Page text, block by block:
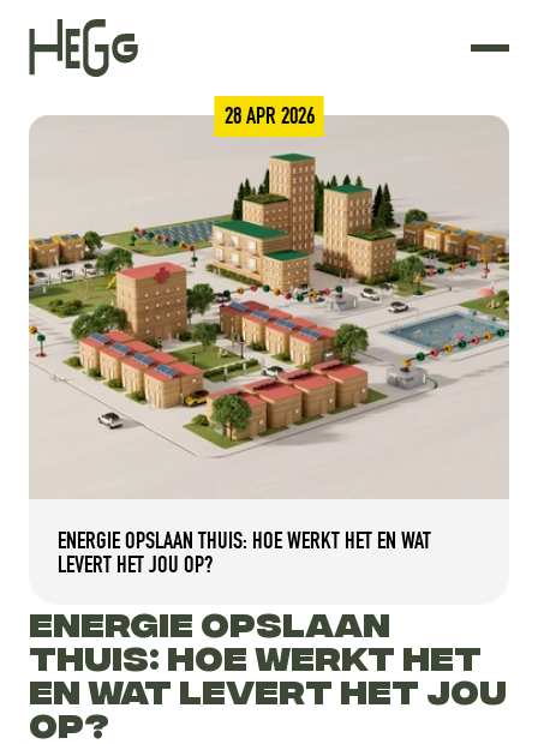
ENERGIE OPSLAAN THUIS: HOE WERKT HET EN WAT
LEVERT HET JOU OP?
28 APR 2026
ENERGIE OPSLAAN
THUIS: HOE WERKT HET
EN WAT LEVERT HET JOU
OP?